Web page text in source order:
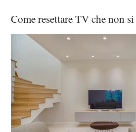
Come resettare TV che non si